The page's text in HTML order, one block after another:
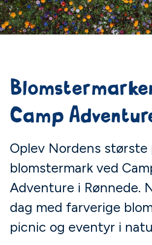
Camp
Oplev Nordens største
blomstermark ved
Adventure i Rønnede.
dag med farverige
picnic og eventyr i